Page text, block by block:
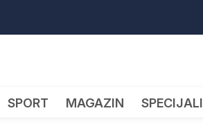
SPORT MAGAZIN SPECIJALI